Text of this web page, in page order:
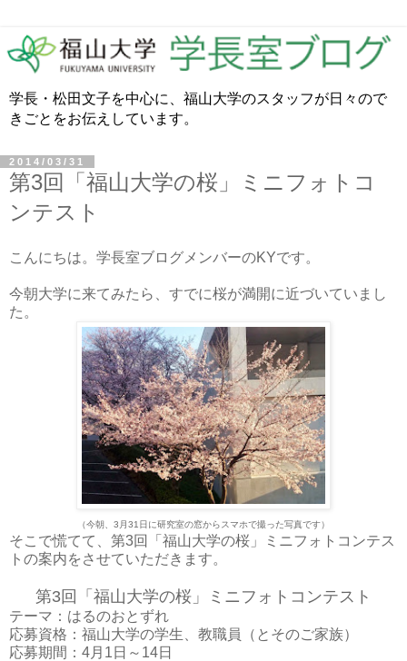
学長・松田文子を中心に、福山大学のスタッフが日々ので
きごとをお伝えしています。
2014/03/31
第3回「福山大学の桜」ミニフォトコ
ンテスト
こんにちは。学長室ブログメンバーのKYです。
今朝大学に来てみたら、すでに桜が満開に近づいていまし
た。
（今朝、3月31日に研究室の窓からスマホで撮った写真です）
そこで慌てて、第3回「福山大学の桜」ミニフォトコンテス
トの案内をさせていただきます。
第3回「福山大学の桜」ミニフォトコンテスト
テーマ：はるのおとずれ
応募資格：福山大学の学生、教職員（とそのご家族）
応募期間：4月1日～14日